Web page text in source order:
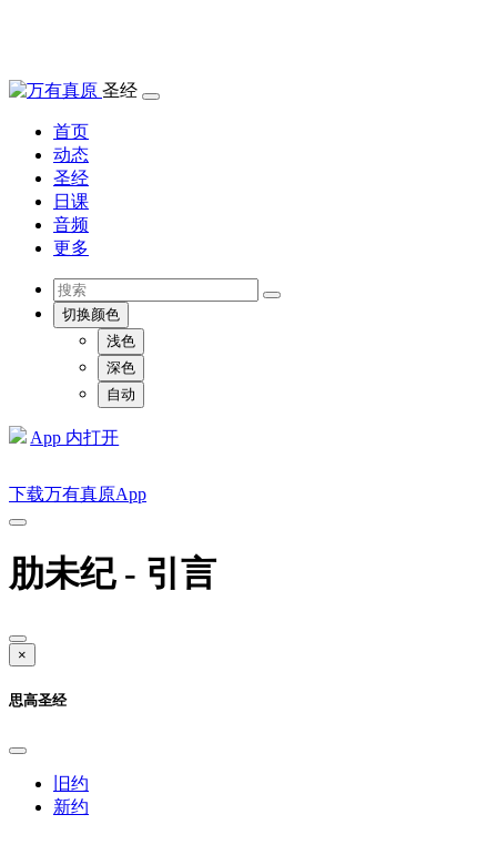
圣经
首页
动态
圣经
日课
音频
更多
切换颜色
浅色
深色
自动
App 内打开
下载万有真原App
肋未纪 - 引言
×
思高圣经
旧约
新约